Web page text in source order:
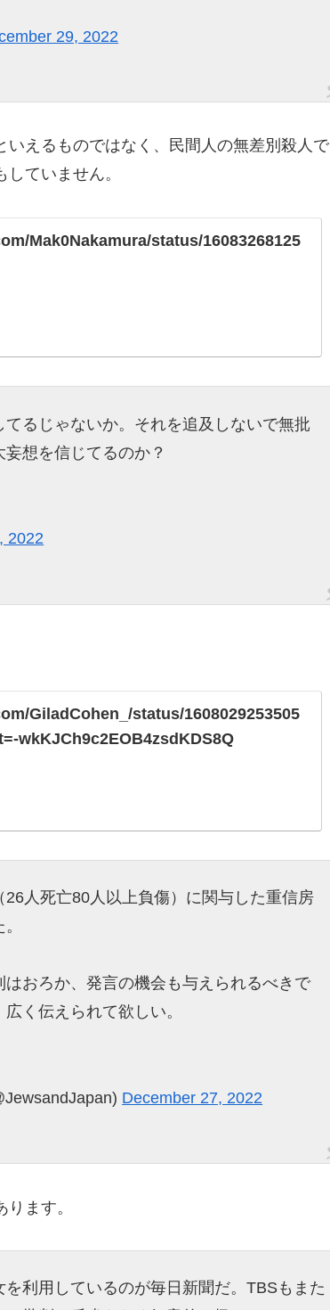
29, 2022
えるものではなく、民間人の無差別殺人で
ていません。
Mak0Nakamura/status/16083268125
るじゃないか。それを追及しないで無批
想を信じてるのか？
2022
GiladCohen_/status/1608029253505
wkKJCh9c2EOB4zsdKDS8Q
人死亡80人以上負傷）に関与した重信房
はおろか、発言の機会も与えられるべきで
く伝えられて欲しい。
December 27, 2022
ます。
利用しているのが毎日新聞だ。TBSもまた